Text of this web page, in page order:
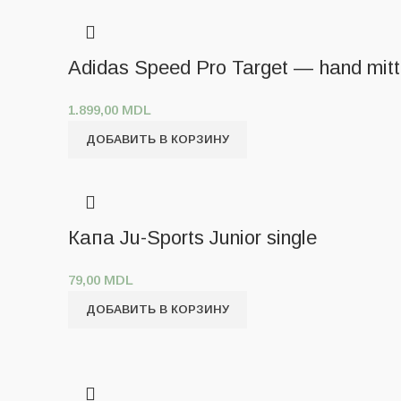
Adidas Speed Pro Target — hand
1.899,00 MDL
ДОБАВИТЬ В КОРЗИНУ
Капа Ju-Sports Junior single
79,00 MDL
ДОБАВИТЬ В КОРЗИНУ